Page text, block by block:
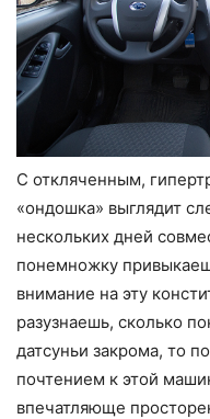
С откляченным,
«ондошка» выглядит
нескольких дней
понемножку
внимание на эту
разузнаешь, сколько
датсуньи закрома, то
почтением к этой
впечатляюще